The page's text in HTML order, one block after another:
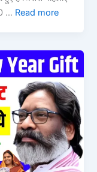
… Read more